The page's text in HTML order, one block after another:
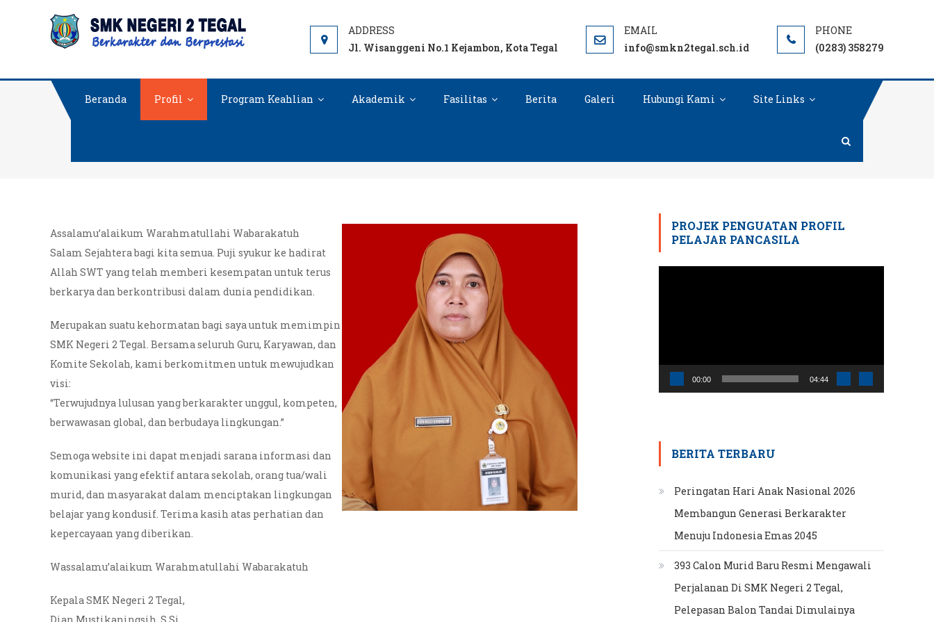
SMKN 2 TEGAL OFFICIAL SITE
Jl. Wisanggeni No.1 Kejambon, Kota Tegal info@smkn2tegal.sch.id (0283) 358279
Beranda Profil Program Keahlian Akademik Fasilitas Berita Galeri Hubungi Kami Site Links
Assalamu’alaikum Warahmatullahi Wabarakatuh
Salam Sejahtera bagi kita semua. Puji syukur ke hadirat
Allah SWT yang telah memberi kesempatan untuk terus
berkarya dan berkontribusi dalam dunia pendidikan.
Merupakan suatu kehormatan bagi saya untuk memimpin
SMK Negeri 2 Tegal. Bersama seluruh Guru, Karyawan, dan
Komite Sekolah, kami berkomitmen untuk mewujudkan
visi:
“Terwujudnya lulusan yang berkarakter unggul, kompeten,
berwawasan global, dan berbudaya lingkungan.”
Semoga website ini dapat menjadi sarana informasi dan
komunikasi yang efektif antara sekolah, orang tua/wali
murid, dan masyarakat dalam menciptakan lingkungan
belajar yang kondusif. Terima kasih atas perhatian dan
kepercayaan yang diberikan.
Wassalamu’alaikum Warahmatullahi Wabarakatuh
Kepala SMK Negeri 2 Tegal,
PROJEK PENGUATAN PROFIL
PELAJAR PANCASILA
00:00 04:44
BERITA TERBARU
Peringatan Hari Anak Nasional 2026
Membangun Generasi Berkarakter
Menuju Indonesia Emas 2045
393 Calon Murid Baru Resmi Mengawali
Perjalanan Di SMK Negeri 2 Tegal,
Pelepasan Balon Tandai Dimulainya